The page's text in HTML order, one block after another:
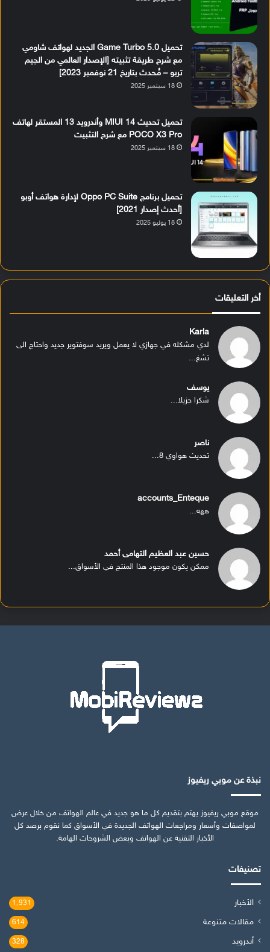
تحميل Game Turbo 5.0 الجديد لهواتف شاومي
مع شرح طريقة تثبيته [الإصدار العالمي من الجيم
تربو – مُحدث بتاريخ 21 نوفمبر 2023]
18 سبتمبر 2025
تحميل تحديث MIUI 14 وأندرويد 13 المستقر لهاتف
POCO X3 Pro مع شرح التثبيت
18 سبتمبر 2025
تحميل برنامج Oppo PC Suite لإدارة هواتف أوبو
[أحدث إصدار 2021]
18 يوليو 2025
أخر التعليقات
Karla
لدي مشكله في جهازي لا يعمل ويريد سوفتوير جديد واحتاج الى
تشغ...
يوسف
شكرا جزيلا...
ناصر
تحديث هواوي 8...
accounts_Enteque
ههه...
حسين عبد العظيم التهامى أحمد
ممكن يكون موجود هذا المنتج في الأسواق...
نبذة عن موبي ريفيوز
موقع موبي ريفيوز يهتم بتقديم كل ما هو جديد في عالم الهواتف من خلال عرض
لمواصفات وأسعار ومراجعات الهواتف الجديدة في الأسواق كما نقوم برصد كل
الأخبار التقنية عن الهواتف وبعض الشروحات الهامة.
تصنيفات
الأخبار 1٬931
مقالات متنوعة 614
أندرويد 328